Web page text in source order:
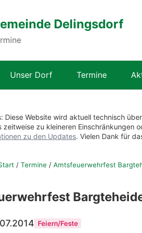
Delingsdorf
Unser Dorf Termine
Diese Website wird aktuell technisch
zeitweise zu kleineren Einschränkungen
zu den Updates. Vielen Dank für
/ Termine / Amtsfeuerwehrfest
Feiern/Feste